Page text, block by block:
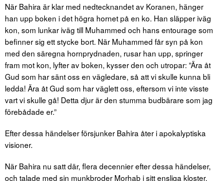
När Bahira är klar med nedtecknandet av Koranen, hänger
han upp boken i det högra hornet på en ko. Han släpper iväg
kon, som lunkar iväg till Muhammed och hans entourage som
befinner sig ett stycke bort. När Muhammed får syn på kon
med den säregna hornprydnaden, rusar han upp, springer
fram mot kon, lyfter av boken, kysser den och utropar: ”Ära åt
Gud som har sänt oss en vägledare, så att vi skulle kunna bli
ledda! Ära åt Gud som har väglett oss, eftersom vi inte visste
vart vi skulle gå! Detta djur är den stumma budbärare som jag
förebådade er.”
Efter dessa händelser försjunker Bahira åter i apokalyptiska
visioner.
När Bahira nu satt där, flera decennier efter dessa händelser,
och talade med sin munkbroder Morhab i sitt ensliga kloster,